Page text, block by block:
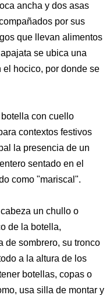
ancha y dos asas
por sus
que llevan alimentos
se ubica una
el hocico, por donde se
con cuello
contextos festivos
la presencia de un
sentado en el
como "mariscal".
un chullo o
de la botella,
de sombrero, su tronco
a la altura de los
botellas, copas o
usa silla de montar y